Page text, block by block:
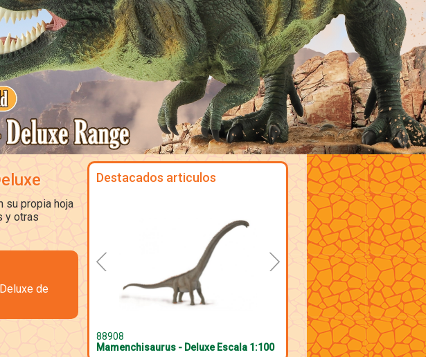
su propia hoja
y otras
de
Destacados articulos
88908
Mamenchisaurus - Deluxe Escala 1:100